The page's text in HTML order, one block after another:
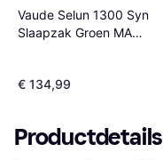
Vaude Selun 1300 Syn
Slaapzak Groen MAX.
€ 134,99
Productdetails